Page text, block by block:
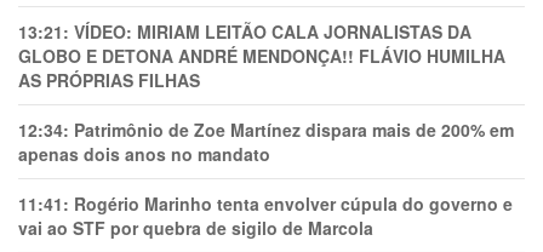
13:21: VÍDEO: MIRIAM LEITÃO CALA JORNALISTAS DA
GLOBO E DETONA ANDRÉ MENDONÇA!! FLÁVIO HUMILHA
AS PRÓPRIAS FILHAS
12:34: Patrimônio de Zoe Martínez dispara mais de 200% em
apenas dois anos no mandato
11:41: Rogério Marinho tenta envolver cúpula do governo e
vai ao STF por quebra de sigilo de Marcola